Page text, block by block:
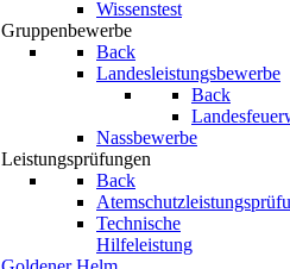
Wissenstest
Gruppenbewerbe
Back
Landesleistungsbewerbe
Back
Nassbewerbe
Leistungsprüfungen
Back
Technische
Hilfeleistung